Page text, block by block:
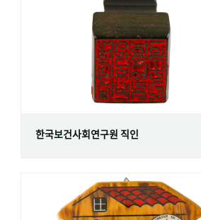
한국보건사회연구원 직인